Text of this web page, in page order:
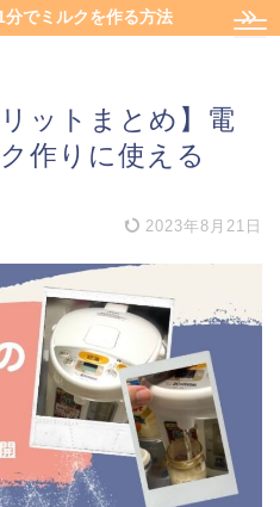
でミルクを作る方法
ットまとめ】電
作りに使える
2023年8月21日